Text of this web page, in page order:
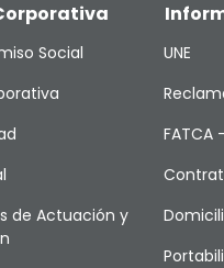
Social
de Actuación y
UNE
FATCA